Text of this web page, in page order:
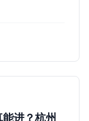
进？杭州